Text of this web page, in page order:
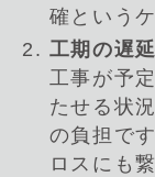
確という
工期の遅延
工事が予
たせる状
の負担で
ロスにも